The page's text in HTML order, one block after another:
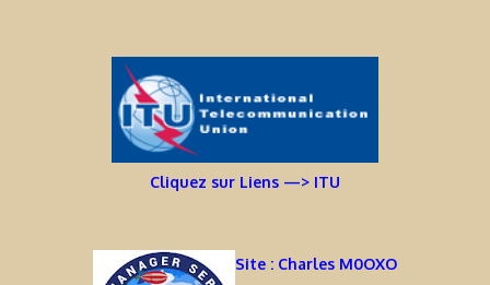
Cliquez sur Liens —> ITU
Site : Charles M0OXO